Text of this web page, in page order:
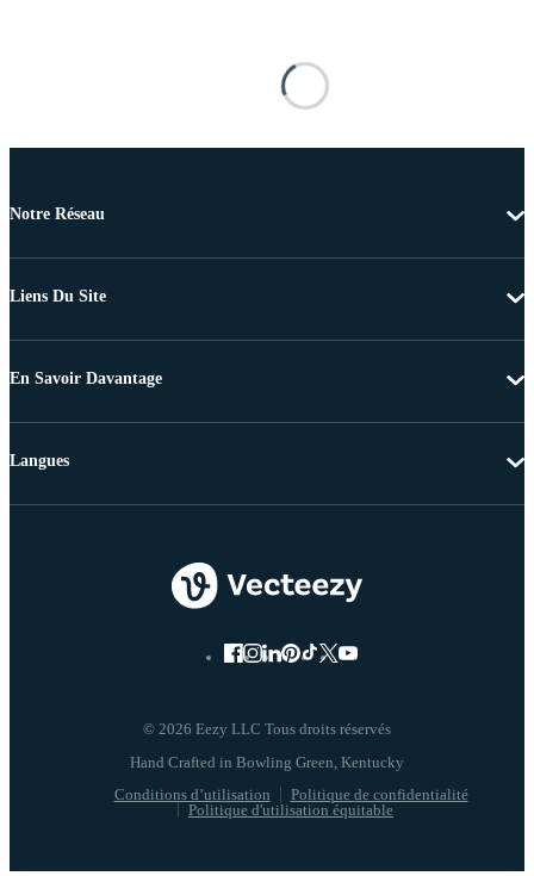
Notre Réseau
Liens Du Site
En Savoir Davantage
© 2026 Eezy LLC Tous droits réservés
Conditions d’utilisation
Politique de confidentialité
Politique d'utilisation équitable
Langues